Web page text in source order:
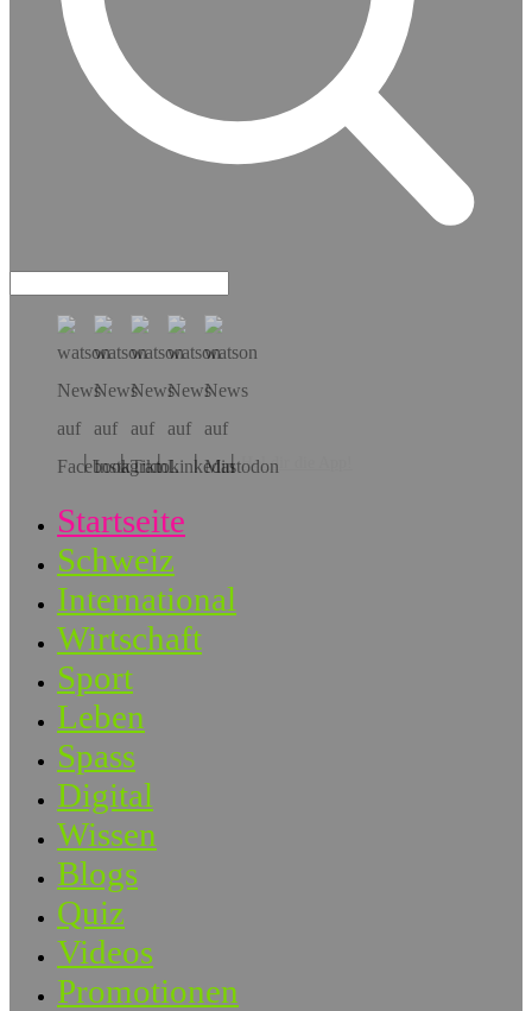
Hol dir die App!
Startseite
Schweiz
International
Wirtschaft
Sport
Leben
Spass
Digital
Wissen
Blogs
Quiz
Videos
Promotionen